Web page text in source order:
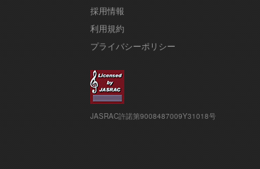
採用情報
利用規約
プライバシーポリシー
JASRAC許諾第9008487009Y31018号